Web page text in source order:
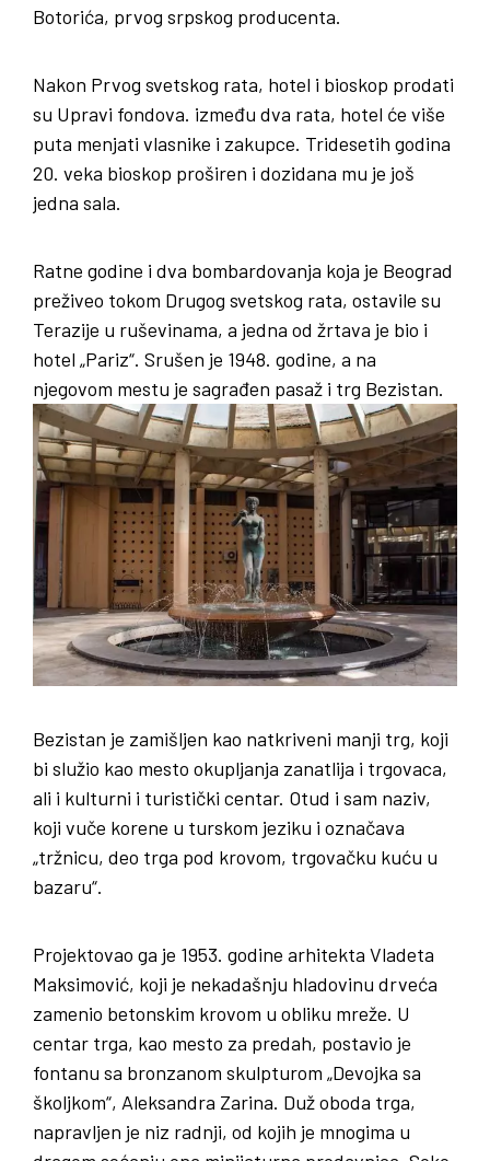
Botorića, prvog srpskog producenta.
Nakon Prvog svetskog rata, hotel i bioskop prodati
su Upravi fondova. između dva rata, hotel će više
puta menjati vlasnike i zakupce. Tridesetih godina
20. veka bioskop proširen i dozidana mu je još
jedna sala.
Ratne godine i dva bombardovanja koja je Beograd
preživeo tokom Drugog svetskog rata, ostavile su
Terazije u ruševinama, a jedna od žrtava je bio i
hotel „Pariz“. Srušen je 1948. godine, a na
njegovom mestu je sagrađen pasaž i trg Bezistan.
Bezistan je zamišljen kao natkriveni manji trg, koji
bi služio kao mesto okupljanja zanatlija i trgovaca,
ali i kulturni i turistički centar. Otud i sam naziv,
koji vuče korene u turskom jeziku i označava
„tržnicu, deo trga pod krovom, trgovačku kuću u
bazaru“.
Projektovao ga je 1953. godine arhitekta Vladeta
Maksimović, koji je nekadašnju hladovinu drveća
zamenio betonskim krovom u obliku mreže. U
centar trga, kao mesto za predah, postavio je
fontanu sa bronzanom skulpturom „Devojka sa
školjkom“, Aleksandra Zarina. Duž oboda trga,
napravljen je niz radnji, od kojih je mnogima u